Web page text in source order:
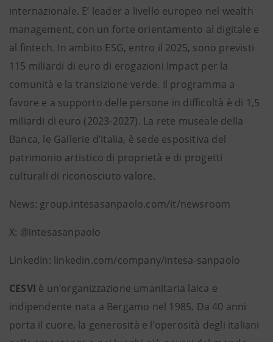
internazionale. E’ leader a livello europeo nel wealth
management, con un forte orientamento al digitale e
al fintech. In ambito ESG, entro il 2025, sono previsti
115 miliardi di euro di erogazioni Impact per la
comunità e la transizione verde. Il programma a
favore e a supporto delle persone in difficoltà è di 1,5
miliardi di euro (2023-2027). La rete museale della
Banca, le Gallerie d’Italia, è sede espositiva del
patrimonio artistico di proprietà e di progetti
culturali di riconosciuto valore.
News: group.intesasanpaolo.com/it/newsroom
X: @intesasanpaolo
LinkedIn: linkedin.com/company/intesa-sanpaolo
CESVI è un’organizzazione umanitaria laica e
indipendente nata a Bergamo nel 1985. Da 40 anni
porta il cuore, la generosità e l’operosità degli italiani